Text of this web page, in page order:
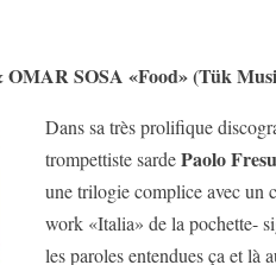
SOSA «Food» (Tük
Dans sa très prolifique
trompettiste sardePaolo Fresu
une trilogie complice avec un
work «Italia» de la pochette-
les paroles entendues ça et